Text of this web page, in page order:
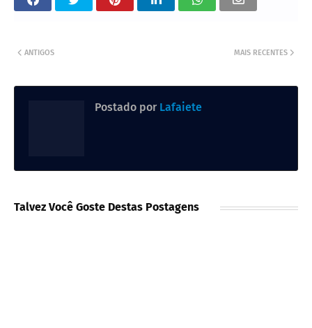
MAIS RECENTES
ANTIGOS
Postado por Lafaiete
Talvez Você Goste Destas Postagens